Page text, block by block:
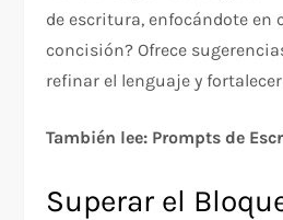
de escritura, enfocándote en
concisión? Ofrece
refinar el lenguaje y
También lee: Prompts de
Superar el